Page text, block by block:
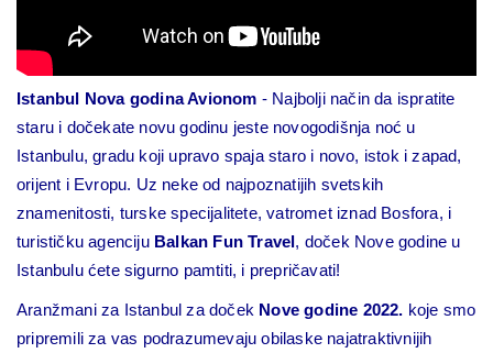
Istanbul Nova godina Avionom - Najbolji način da ispratite
staru i dočekate novu godinu jeste novogodišnja noć u
Istanbulu, gradu koji upravo spaja staro i novo, istok i zapad,
orijent i Evropu. Uz neke od najpoznatijih svetskih
znamenitosti, turske specijalitete, vatromet iznad Bosfora, i
turističku agenciju Balkan Fun Travel, doček Nove godine u
Istanbulu ćete sigurno pamtiti, i prepričavati!
Aranžmani za Istanbul za doček Nove godine 2022. koje smo
pripremili za vas podrazumevaju obilaske najatraktivnijih